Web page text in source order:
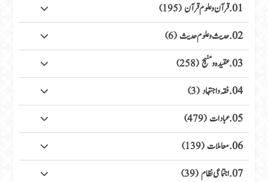
01. قرآن وعلوم قرآن (195)
02. حدیث وعلوم حدیث (6)
03. عقیدہ ومنہج (258)
04. فقہ واجتہاد (3)
05. عبادات (479)
06. معاملات (139)
07. اجتماعی نظام (39)